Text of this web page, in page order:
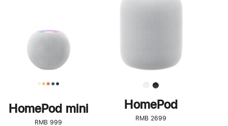
HomePod mini
RMB 999
了
解
HomePod<
HomePod
RMB 2699